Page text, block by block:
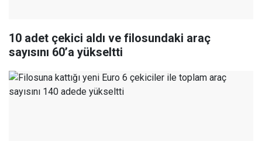
10 adet çekici aldı ve filosundaki araç
sayısını 60’a yükseltti